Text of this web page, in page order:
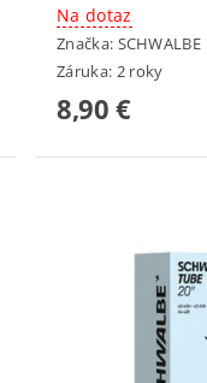
Na dotaz
Značka: SCHWALBE
Záruka: 2 roky
8,90 €